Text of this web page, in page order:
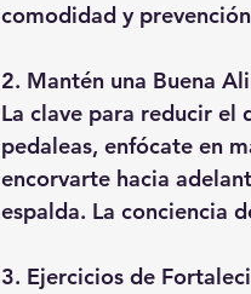
comodidad y
2. Mantén una Buena
La clave para reducir el
pedaleas, enfócate en
encorvarte hacia
espalda. La conciencia
3. Ejercicios de